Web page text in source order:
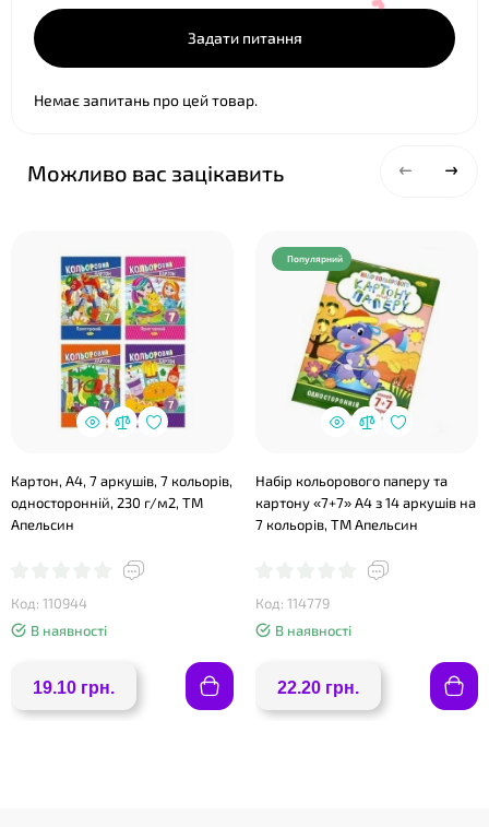
Задати питання
Немає запитань про цей товар.
Можливо вас зацікавить
Картон, А4, 7 аркушів, 7 кольорів,
односторонній, 230 г/м2, ТМ
Апельсин
Код: 110944
В наявності
19.10 грн.
Популярний
Набір кольорового паперу та
картону «7+7» А4 з 14 аркушів на
7 кольорів, ТМ Апельсин
Код: 114779
В наявності
22.20 грн.
❤